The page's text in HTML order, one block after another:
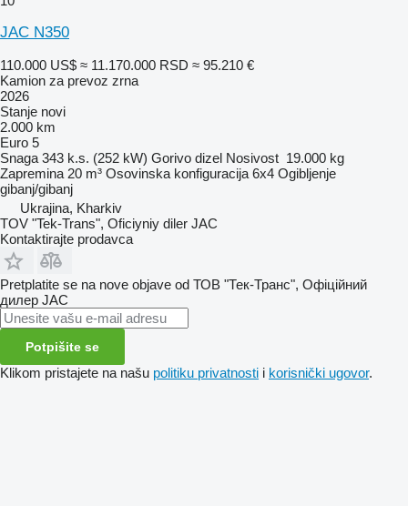
JAC N350
110.000 US$ ≈ 11.170.000 RSD ≈ 95.210 €
Kamion za prevoz zrna
2026
Stanje novi
2.000 km
Euro 5
Snaga 343 k.s. (252 kW) Gorivo dizel Nosivost 19.000 kg
Zapremina 20 m³ Osovinska konfiguracija 6x4 Ogibljenje
gibanj/gibanj
Ukrajina, Kharkiv
TOV "Tek-Trans", Oficiyniy diler JAC
Kontaktirajte prodavca
Pretplatite se na nove objave od ТОВ "Тек-Транс", Офіційний
дилер JAC
Potpišite se
Klikom pristajete na našu politiku privatnosti i korisnički ugovor.